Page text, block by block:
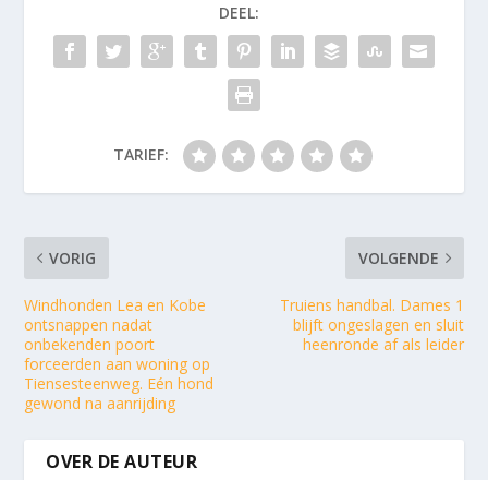
DEEL:
TARIEF:
VORIG
Windhonden Lea en Kobe
ontsnappen nadat
onbekenden poort
forceerden aan woning op
Tiensesteenweg. Eén hond
gewond na aanrijding
VOLGENDE
Truiens handbal. Dames 1
blijft ongeslagen en sluit
heenronde af als leider
OVER DE AUTEUR